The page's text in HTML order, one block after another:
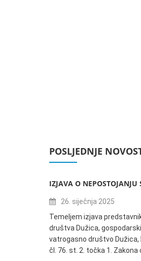
POSLJEDNJE
IZJAVA O NEPOSTOJANJU
26. siječnja 2025
Temeljem izjava
društva Dužica,
vatrogasno društvo Dužica,
čl. 76. st. 2. točka 1. Zakona